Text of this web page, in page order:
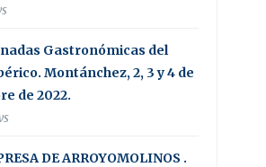
Gastronómicas del
Montánchez, 2, 3 y 4 de
de 2022.
DE ARROYOMOLINOS .